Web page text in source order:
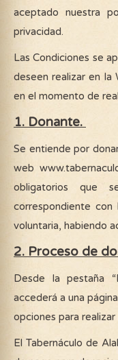
aceptado nuestra
privacidad.
Las Condiciones se
deseen realizar en la
en el momento de
1. Donante.
Se entiende por
web
obligatorios que
correspondiente con
voluntaria, habiendo
2. Proceso de
Desde la pestaña
accederá a una
opciones para realizar
El Tabernáculo de